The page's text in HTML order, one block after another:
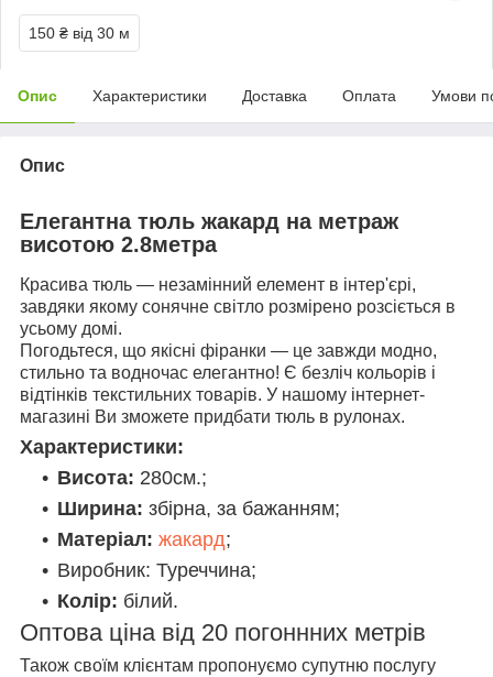
150 ₴ від 30 м
Опис Характеристики Доставка Оплата Умови
Опис
Елегантна тюль жакард на метраж
висотою 2.8метра
Красива тюль — незамінний елемент в інтер'єрі,
завдяки якому сонячне світло розмірено розсіється в
усьому домі.
Погодьтеся, що якісні фіранки — це завжди модно,
стильно та водночас елегантно! Є безліч кольорів і
відтінків текстильних товарів. У нашому інтернет-
магазині Ви зможете придбати тюль в рулонах.
Характеристики:
Висота: 280см.;
Ширина: збірна, за бажанням;
Матеріал: жакард;
Виробник: Туреччина;
Колір: білий.
Оптова ціна від 20 погоннних метрів
Також своїм клієнтам пропонуємо супутню послугу